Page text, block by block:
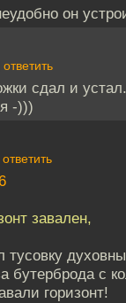
он
ответить
сдал и
-)))
ответить
завален,
бутерброда с
горизонт!